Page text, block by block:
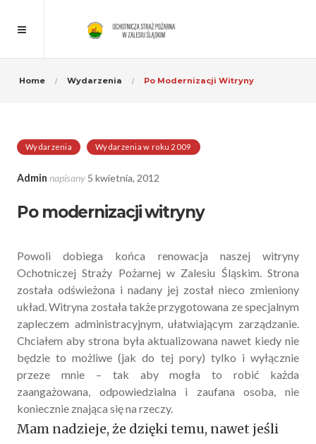
Home Wydarzenia Po Modernizacji Witryny
Wydarzenia Wydarzenia w roku 2009
Admin napisany 5 kwietnia, 2012
Po modernizacji witryny
Powoli dobiega końca renowacja naszej witryny
Ochotniczej Straży Pożarnej w Zalesiu Śląskim. Strona
została odświeżona i nadany jej został nieco zmieniony
układ. Witryna została także przygotowana ze specjalnym
zapleczem administracyjnym, ułatwiającym zarządzanie.
Chciałem aby strona była aktualizowana nawet kiedy nie
będzie to możliwe (jak do tej pory) tylko i wyłącznie
przeze mnie – tak aby mogła to robić każda
zaangażowana, odpowiedzialna i zaufana osoba, nie
koniecznie znająca się na rzeczy.
Mam nadzieje, że dzięki temu, nawet jeśli